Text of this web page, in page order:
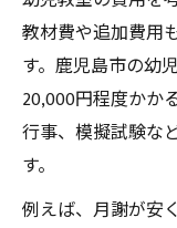
教材費や追加費用
す。鹿児島市の幼
20,000円程度かか
行事、模擬試験な
す。
例えば、月謝が安